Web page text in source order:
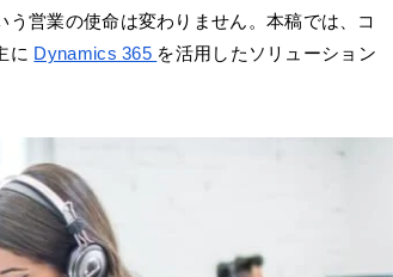
営業の使命は変わりません。本稿では、コ
に Dynamics 365 を活用したソリューション